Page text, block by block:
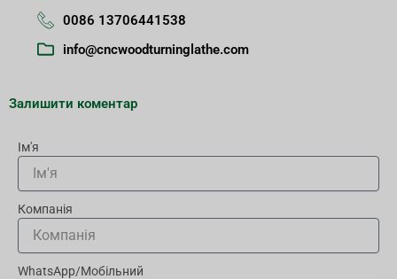
0086 13706441538
info@cncwoodturninglathe.com
Залишити коментар
Ім'я
Компанія
WhatsApp/Мобільний